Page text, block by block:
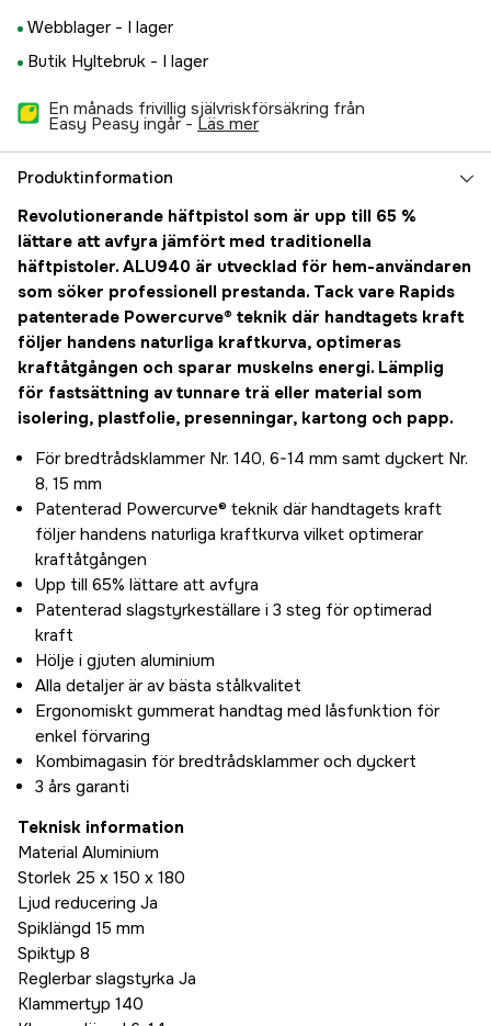
Webblager - I lager
Butik Hyltebruk - I lager
En månads frivillig självriskförsäkring från
Easy Peasy ingår - läs mer
Produktinformation
Revolutionerande häftpistol som är upp till 65 %
lättare att avfyra jämfört med traditionella
häftpistoler. ALU940 är utvecklad för hem-användaren
som söker professionell prestanda. Tack vare Rapids
patenterade Powercurve® teknik där handtagets kraft
följer handens naturliga kraftkurva, optimeras
kraftåtgången och sparar muskelns energi. Lämplig
för fastsättning av tunnare trä eller material som
isolering, plastfolie, presenningar, kartong och papp.
För bredtrådsklammer Nr. 140, 6-14 mm samt dyckert Nr.
8, 15 mm
Patenterad Powercurve® teknik där handtagets kraft
följer handens naturliga kraftkurva vilket optimerar
kraftåtgången
Upp till 65% lättare att avfyra
Patenterad slagstyrkeställare i 3 steg för optimerad
kraft
Hölje i gjuten aluminium
Alla detaljer är av bästa stålkvalitet
Ergonomiskt gummerat handtag med låsfunktion för
enkel förvaring
Kombimagasin för bredtrådsklammer och dyckert
3 års garanti
Teknisk information
Material Aluminium
Storlek 25 x 150 x 180
Ljud reducering Ja
Spiklängd 15 mm
Spiktyp 8
Reglerbar slagstyrka Ja
Klammertyp 140